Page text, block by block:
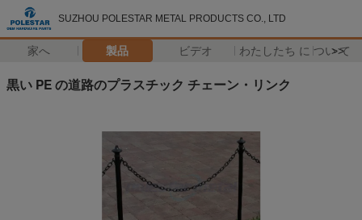
SUZHOU POLESTAR METAL PRODUCTS CO., LTD
家へ 製品 ビデオ わたしたち に つい て
>>
黒い PE の道路のプラスチック チェーン・リンク